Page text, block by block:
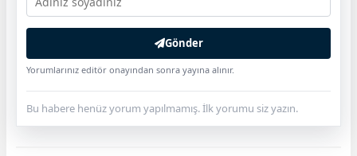
Gönder
Yorumlarınız editör onayından sonra yayına alınır.
Bu habere henüz yorum yapılmamış. İlk yorumu siz yazın.